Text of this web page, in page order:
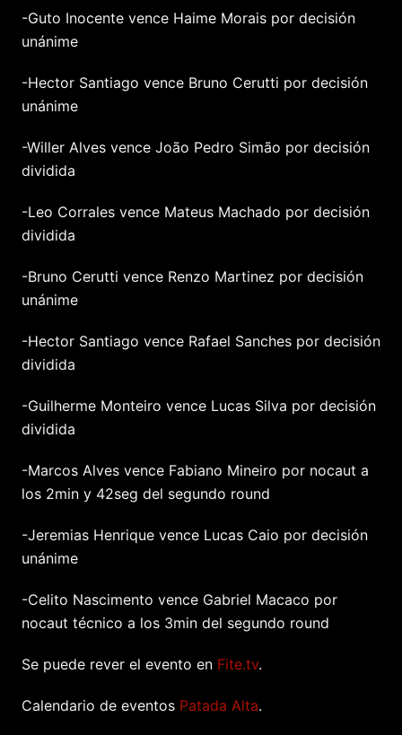
-Guto Inocente vence Haime Morais por decisión
unánime
-Hector Santiago vence Bruno Cerutti por decisión
unánime
-Willer Alves vence João Pedro Simão por decisión
dividida
-Leo Corrales vence Mateus Machado por decisión
dividida
-Bruno Cerutti vence Renzo Martinez por decisión
unánime
-Hector Santiago vence Rafael Sanches por decisión
dividida
-Guilherme Monteiro vence Lucas Silva por decisión
dividida
-Marcos Alves vence Fabiano Mineiro por nocaut a
los 2min y 42seg del segundo round
-Jeremias Henrique vence Lucas Caio por decisión
unánime
-Celito Nascimento vence Gabriel Macaco por
nocaut técnico a los 3min del segundo round
Se puede rever el evento en Fite.tv.
Calendario de eventos Patada Alta.